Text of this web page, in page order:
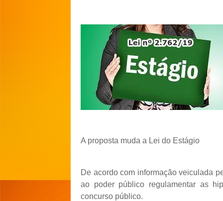
A proposta muda a Lei do Estágio
De acordo com informação veiculada
ao poder público regulamentar as
concurso público.